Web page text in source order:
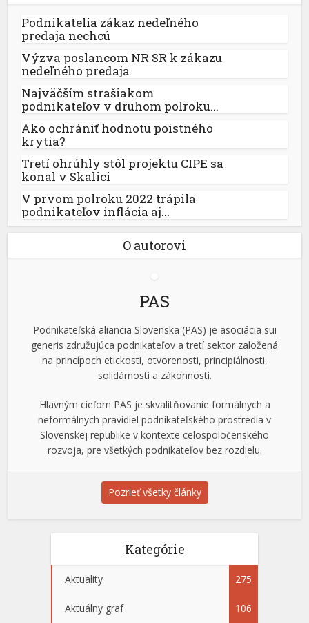
Podnikatelia zákaz nedeľného
predaja nechcú
Výzva poslancom NR SR k zákazu
nedeľného predaja
Najväčším strašiakom
podnikateľov v druhom polroku...
Ako ochrániť hodnotu poistného
krytia?
Tretí ohrúhly stôl projektu CIPE sa
konal v Skalici
V prvom polroku 2022 trápila
podnikateľov inflácia aj...
O autorovi
PAS
Podnikateľská aliancia Slovenska (PAS) je asociácia sui
generis združujúca podnikateľov a tretí sektor založená
na princípoch etickosti, otvorenosti, principiálnosti,
solidárnosti a zákonnosti.
Hlavným cieľom PAS je skvalitňovanie formálnych a
neformálnych pravidiel podnikateľského prostredia v
Slovenskej republike v kontexte celospoločenského
rozvoja, pre všetkých podnikateľov bez rozdielu.
Pozrieť všetky články
Kategórie
Aktuality 275
Aktuálny graf 106